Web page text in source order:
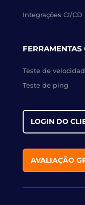
Integrações CI/CD
FERRAMENTAS
Teste de
Teste de ping
LOGIN DO
AVALIAÇÃO